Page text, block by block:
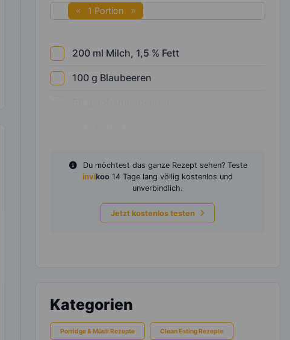
1 Portion
200 ml Milch, 1,5 % Fett
100 g Blaubeeren
Du möchtest das ganze Rezept sehen? Teste
invikoo 14 Tage lang völlig kostenlos und
unverbindlich.
Jetzt kostenlos testen
Kategorien
Porridge & Müsli Rezepte Clean Eating Rezepte